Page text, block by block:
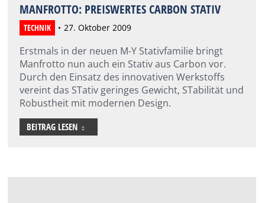
MANFROTTO: PREISWERTES CARBON STATIV
TECHNIK 27. Oktober 2009
Erstmals in der neuen M-Y Stativfamilie bringt
Manfrotto nun auch ein Stativ aus Carbon vor.
Durch den Einsatz des innovativen Werkstoffs
vereint das STativ geringes Gewicht, STabilität und
Robustheit mit modernen Design.
BEITRAG LESEN